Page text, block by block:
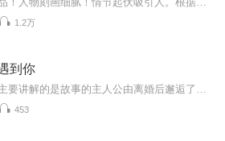
1.2万
到你
453